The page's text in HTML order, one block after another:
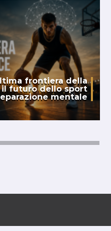
frontiera della
il futuro dello sport
mentale